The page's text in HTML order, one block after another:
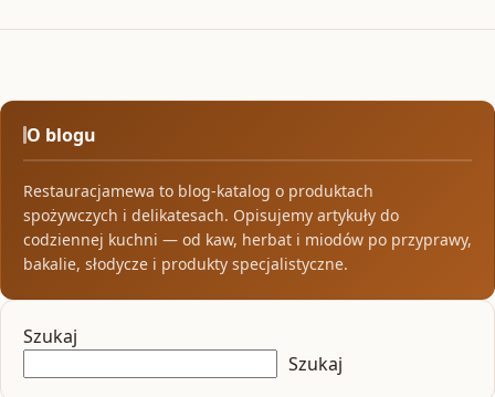
O blogu
Restauracjamewa to blog-katalog o produktach
spożywczych i delikatesach. Opisujemy artykuły do
codziennej kuchni — od kaw, herbat i miodów po przyprawy,
bakalie, słodycze i produkty specjalistyczne.
Szukaj
Szukaj